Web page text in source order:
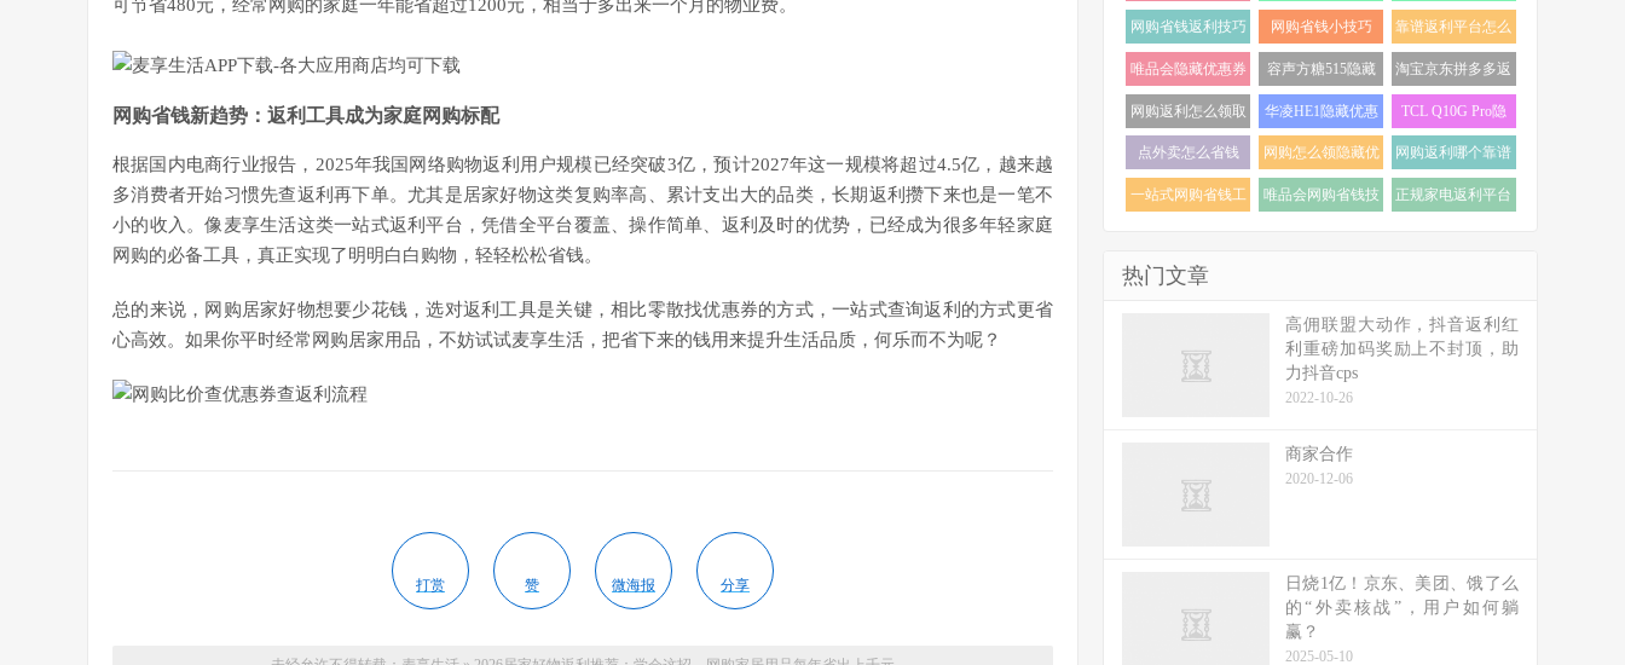
可节省480元，经常网购的家庭一年能省超过1200元，相当于多出来一个月的物业费。
网购省钱新趋势：返利工具成为家庭网购标配
根据国内电商行业报告，2025年我国网络购物返利用户规模已经突破3亿，预计2027年这一规模将超过4.5亿，越来越
多消费者开始习惯先查返利再下单。尤其是居家好物这类复购率高、累计支出大的品类，长期返利攒下来也是一笔不
小的收入。像麦享生活这类一站式返利平台，凭借全平台覆盖、操作简单、返利及时的优势，已经成为很多年轻家庭
网购的必备工具，真正实现了明明白白购物，轻轻松松省钱。
总的来说，网购居家好物想要少花钱，选对返利工具是关键，相比零散找优惠券的方式，一站式查询返利的方式更省
心高效。如果你平时经常网购居家用品，不妨试试麦享生活，把省下来的钱用来提升生活品质，何乐而不为呢？
打赏 赞 微海报 分享
惠券 (19)
怎么选 (18)
网购省钱返利技巧
(18)
网购省钱小技巧
(18)
靠谱返利平台怎么
选 (17)
唯品会隐藏优惠券
怎么找 (17)
容声方糖515隐藏
优惠券 (16)
淘宝京东拼多多返
利 (16)
网购返利怎么领取
(16)
华凌HE1隐藏优惠
券 (16)
TCL Q10G Pro隐
藏优惠券 (16)
点外卖怎么省钱
(16)
网购怎么领隐藏优
惠券 (16)
网购返利哪个靠谱
(15)
一站式网购省钱工
唯品会网购省钱技
正规家电返利平台
热门文章
高佣联盟大动作，抖音返利红
利重磅加码奖励上不封顶，助
力抖音cps
2022-10-26
商家合作
2020-12-06
日烧1亿！京东、美团、饿了么
的“外卖核战”，用户如何躺
赢？
2025-05-10